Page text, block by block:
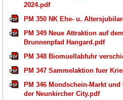
2024.pdf
PM 350 NK Ehe- u.
PM 349 Neue Attraktion auf
Brunnenpfad Hangard.pdf
PM 348 Biomuellabfuhr
PM 347 Sammelaktion fuer
PM 346 Mondschein-Markt
der Neunkircher City.pdf